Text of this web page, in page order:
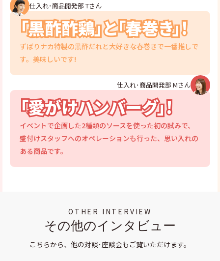
仕入れ･商品開発部 Tさん
「黒酢酢鶏」と「春巻き」!
ずばりナカ特製の黒酢だれと大好きな春巻きで一番推しで
す。美味しいです!
仕入れ･商品開発部 Mさん
「愛がけハンバーグ」!
イベントで企画した2種類のソースを使った初の試みで、
盛付けスタッフへのオペレーションも行った、思い入れの
ある商品です。
その他のインタビュー
OTHER INTERVIEW
こちらから、他の対談･座談会もご覧いただけます。